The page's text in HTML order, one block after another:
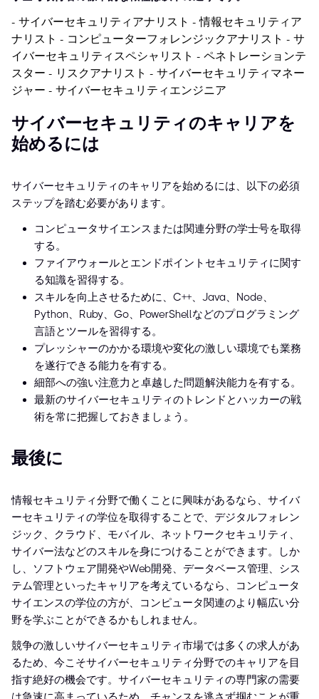
- サイバーセキュリティアナリスト - 情報セキュリティア
ナリスト - コンピューターフォレンジックアナリスト - サ
イバーセキュリティスペシャリスト - ペネトレーションテ
スター - リスクアナリスト - サイバーセキュリティマネー
ジャー - サイバーセキュリティエンジニア
サイバーセキュリティのキャリアを
始めるには
サイバーセキュリティのキャリアを始めるには、以下の必須
ステップを踏む必要があります。
コンピュータサイエンスまたは関連分野の学士号を取得
する。
ファイアウォールとエンドポイントセキュリティに関す
る知識を習得する。
スキルを向上させるために、C++、Java、Node、
Python、Ruby、Go、PowerShellなどのプログラミング
言語とツールを習得する。
プレッシャーのかかる環境や変化の激しい環境でも業務
を遂行できる能力を有する。
細部への強い注意力と卓越した問題解決能力を有する。
最新のサイバーセキュリティのトレンドとハッカーの戦
術を常に把握しておきましょう。
最後に
情報セキュリティ分野で働くことに興味があるなら、サイバ
ーセキュリティの学位を取得することで、デジタルフォレン
ジック、クラウド、モバイル、ネットワークセキュリティ、
サイバー法などのスキルを身につけることができます。しか
し、ソフトウェア開発やWeb開発、データベース管理、シス
テム管理といったキャリアを考えているなら、コンピュータ
サイエンスの学位の方が、コンピュータ関連のより幅広い分
野を学ぶことができるかもしれません。
競争の激しいサイバーセキュリティ市場では多くの求人があ
るため、今こそサイバーセキュリティ分野でのキャリアを目
指す絶好の機会です。サイバーセキュリティの専門家の需要